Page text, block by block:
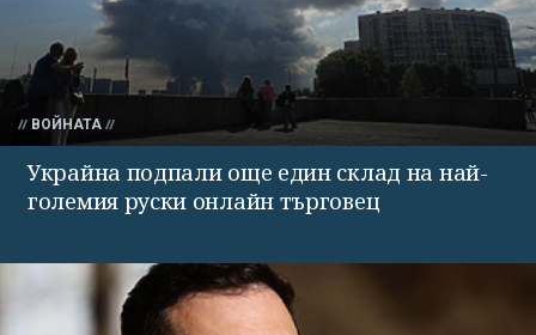
ВОЙНАТА
Украйна подпали още един склад на най-
големия руски онлайн търговец